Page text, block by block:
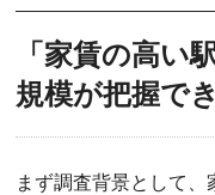
「家賃の高い
規模が把握で
まず調査背景として